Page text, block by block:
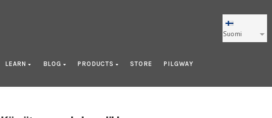
Suomi
LEARN BLOG PRODUCTS STORE PILGWAY